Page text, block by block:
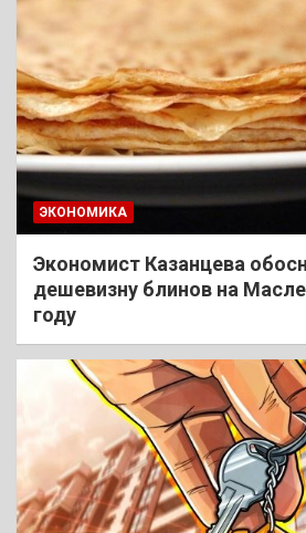
ЭКОНОМИКА
Экономист Казанцева
дешевизну блинов на
году